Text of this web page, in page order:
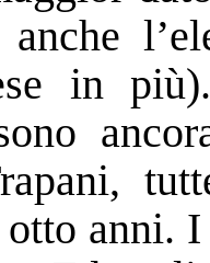
anche
in
anni.